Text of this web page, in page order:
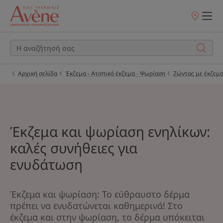
Σημεία
Αρχική σελίδα Έκζεμα - Ατοπικό έκζεμα - Ψωρίαση Ζώντας με
Έκζεμα και ψωρίαση ενηλίκων:
καλές συνήθειες για
ενυδάτωση
Έκζεμα και ψωρίαση: Το εύθραυστο δέρμα
πρέπει να ενυδατώνεται καθημερινά! Στο
έκζεμα και στην ψωρίαση, το δέρμα υπόκειται